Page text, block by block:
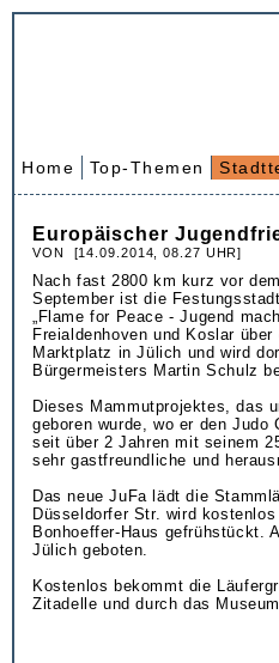
Home Top-Themen
Europäischer
VON [14.09.2014, 08.27 UHR]
Nach fast 2800 km kurz vor
September ist die
„Flame for Peace - Jugend
Freialdenhoven und Koslar
Marktplatz in Jülich und wird
Bürgermeisters Martin Schulz
Dieses Mammutprojektes, das
geboren wurde, wo er den Judo
seit über 2 Jahren mit seinem
sehr gastfreundliche und
Das neue JuFa lädt die
Düsseldorfer Str. wird
Bonhoeffer-Haus gefrühstückt.
Jülich geboten.
Kostenlos bekommt die
Zitadelle und durch das